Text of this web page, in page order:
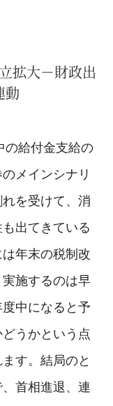
拡大－財政出
動
の給付金支給の
メインシナリ
を受けて、消
出てきている
年末の税制改
施するのは早
中になると予
うかという点
す。結局のと
首相進退、連